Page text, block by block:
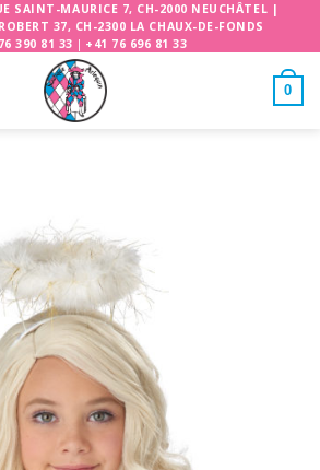
SAINT-MAURICE 7, CH-2000 NEUCHÂTEL |
37, CH-2300 LA CHAUX-DE-FONDS
390 81 33 | +41 76 696 81 33
0